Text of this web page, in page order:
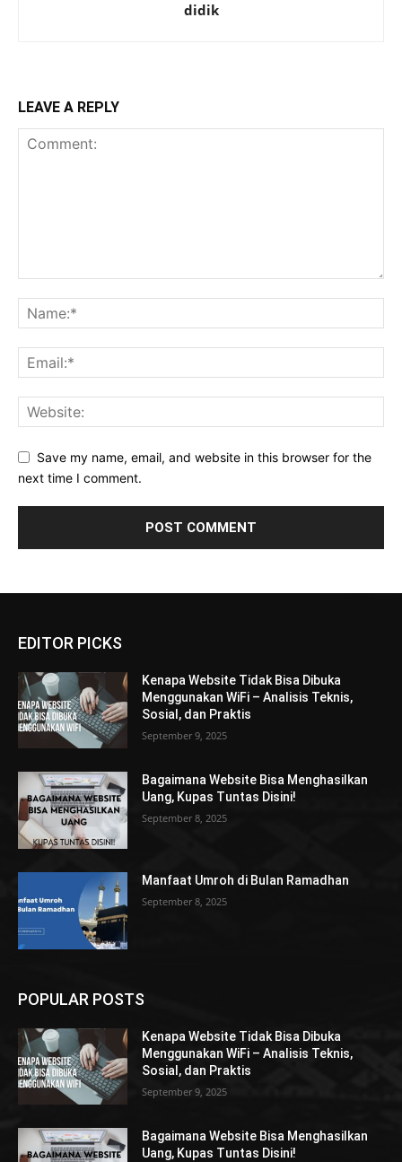
didik
LEAVE A REPLY
Save my name, email, and website in this browser for the
next time I comment.
EDITOR PICKS
Kenapa Website Tidak Bisa Dibuka
Menggunakan WiFi – Analisis Teknis,
Sosial, dan Praktis
September 9, 2025
Bagaimana Website Bisa Menghasilkan
Uang, Kupas Tuntas Disini!
September 8, 2025
Manfaat Umroh di Bulan Ramadhan
September 8, 2025
POPULAR POSTS
Kenapa Website Tidak Bisa Dibuka
Menggunakan WiFi – Analisis Teknis,
Sosial, dan Praktis
September 9, 2025
Bagaimana Website Bisa Menghasilkan
Uang, Kupas Tuntas Disini!